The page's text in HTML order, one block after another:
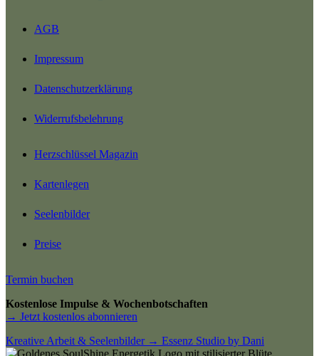
AGB
Impressum
Datenschutzerklärung
Widerrufsbelehrung
Herzschlüssel Magazin
Kartenlegen
Seelenbilder
Preise
Termin buchen
Kostenlose Impulse & Wochenbotschaften
→ Jetzt kostenlos abonnieren
Kreative Arbeit & Seelenbilder → Essenz Studio by Dani